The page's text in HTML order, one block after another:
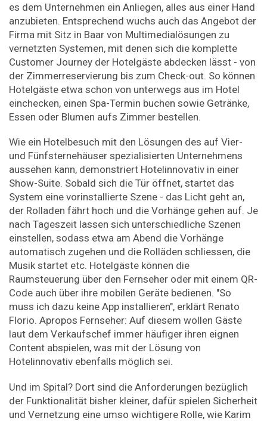
es dem Unternehmen ein Anliegen, alles aus einer Hand
anzubieten. Entsprechend wuchs auch das Angebot der
Firma mit Sitz in Baar von Multimedialösungen zu
vernetzten Systemen, mit denen sich die komplette
Customer Journey der Hotelgäste abdecken lässt - von
der Zimmerreservierung bis zum Check-out. So können
Hotelgäste etwa schon von unterwegs aus im Hotel
einchecken, einen Spa-Termin buchen sowie Getränke,
Essen oder Blumen aufs Zimmer bestellen.
Wie ein Hotelbesuch mit den Lösungen des auf Vier-
und Fünfsternehäuser spezialisierten Unternehmens
aussehen kann, demonstriert Hotelinnovativ in einer
Show-Suite. Sobald sich die Tür öffnet, startet das
System eine vorinstallierte Szene - das Licht geht an,
der Rolladen fährt hoch und die Vorhänge gehen auf. Je
nach Tageszeit lassen sich unterschiedliche Szenen
einstellen, sodass etwa am Abend die Vorhänge
automatisch zugehen und die Rolläden schliessen, die
Musik startet etc. Hotelgäste können die
Raumsteuerung über den Fernseher oder mit einem QR-
Code auch über ihre mobilen Geräte bedienen. "So
muss ich dazu keine App installieren", erklärt Renato
Florio. Apropos Fernseher: Auf diesem wollen Gäste
laut dem Verkaufschef immer häufiger ihren eignen
Content abspielen, was mit der Lösung von
Hotelinnovativ ebenfalls möglich sei.
Und im Spital? Dort sind die Anforderungen bezüglich
der Funktionalität bisher kleiner, dafür spielen Sicherheit
und Vernetzung eine umso wichtigere Rolle, wie Karim